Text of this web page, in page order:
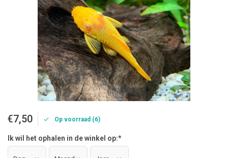
€7,50 Op voorraad (6)
Ik wil het ophalen in de winkel op:*